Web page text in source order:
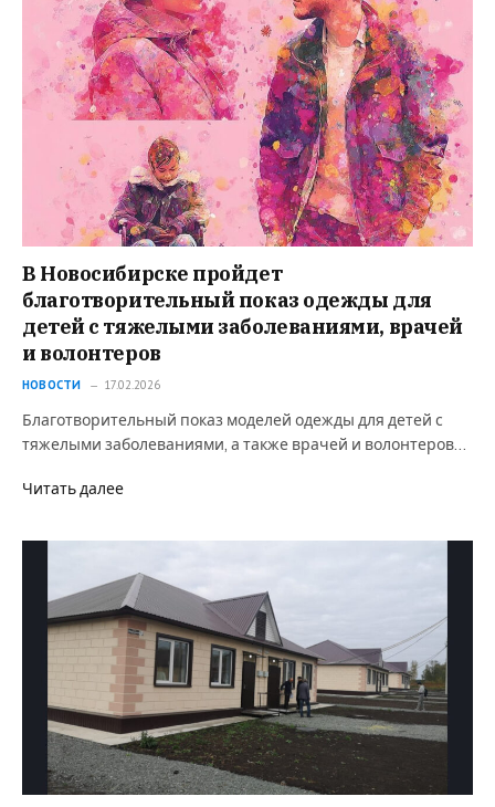
В Новосибирске пройдет
благотворительный показ одежды для
детей с тяжелыми заболеваниями, врачей
и волонтеров
НОВОСТИ 17.02.2026
Благотворительный показ моделей одежды для детей с
тяжелыми заболеваниями, а также врачей и волонтеров…
Читать далее